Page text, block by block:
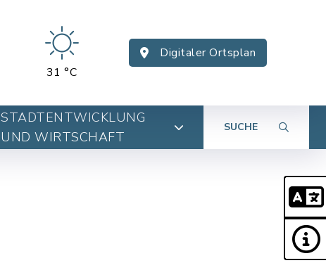
31 °C
Digitaler Ortsplan
STADTENTWICKLUNG
UND WIRTSCHAFT
SUCHE